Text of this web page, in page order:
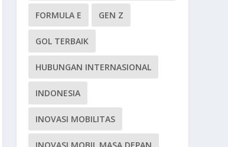
FORMULA E GEN Z
GOL TERBAIK
HUBUNGAN INTERNASIONAL
INDONESIA
INOVASI MOBILITAS